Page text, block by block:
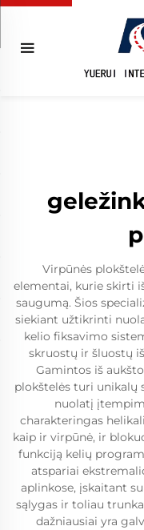
Virpūnės
elementai, kurie skirti
saugumą. Šios
siekiant užtikrinti
kelio fiksavimo
skruostų ir šluostų
Gamintos iš
plokštelės turi unikalų
nuolatį
charakteringas
kaip ir virpūnė, ir
funkciją kelių
atspariai
aplinkose, įskaitant
sąlygas ir toliau
dažniausiai yra